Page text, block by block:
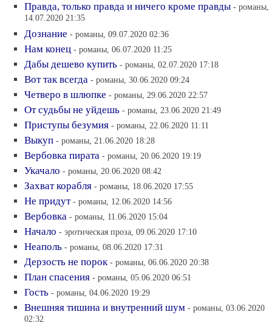
Правда, только правда и ничего кроме правды - романы,
14.07.2020 21:35
Дознание - романы, 09.07.2020 02:36
Нам конец - романы, 06.07.2020 11:25
Дабы дешево купить - романы, 02.07.2020 17:18
Вот так всегда - романы, 30.06.2020 09:24
Четверо в шлюпке - романы, 29.06.2020 22:57
От судьбы не уйдешь - романы, 23.06.2020 21:49
Приступы безумия - романы, 22.06.2020 11:11
Выкуп - романы, 21.06.2020 18:28
Вербовка пирата - романы, 20.06.2020 19:19
Укачало - романы, 20.06.2020 08:42
Захват корабля - романы, 18.06.2020 17:55
Не придут - романы, 12.06.2020 14:56
Вербовка - романы, 11.06.2020 15:04
Начало - эротическая проза, 09.06.2020 17:10
Неаполь - романы, 08.06.2020 17:31
Дерзость не порок - романы, 06.06.2020 20:38
План спасения - романы, 05.06.2020 06:51
Гость - романы, 04.06.2020 19:29
Внешняя тишина и внутренний шум - романы, 03.06.2020
02:32